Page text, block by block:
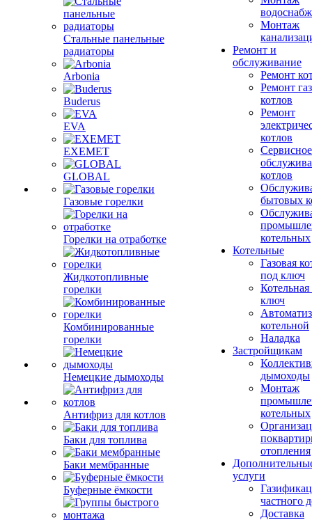
Стальные панельные
радиаторы
Arbonia
Buderus
EVA
EXEMET
GLOBAL
Газовые горелки
Горелки на отработке
Жидкотопливные
горелки
Комбинированные
горелки
Немецкие дымоходы
Антифриз для котлов
Баки для топлива
Баки мембранные
Буферные ёмкости
Монтаж
Ремонт и
обслуживание
Ремонт
Ремонт
котлов
Ремонт
котлов
Сервисное
котлов
бытовых
котельных
Котельные
Газовая
под ключ
ключ
котельной
Наладка
Застройщикам
дымоходы
Монтаж
котельных
отопления
услуги
частного
Доставка